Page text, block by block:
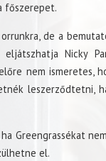
főszerepet.
de a
eljátszhatja Nicky
nem ismeretes,
leszerződtetni,
Greengrassékat
el.